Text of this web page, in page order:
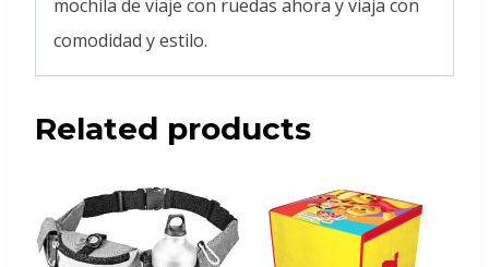
mochila de viaje con ruedas ahora y viaja con
comodidad y estilo.
Related products